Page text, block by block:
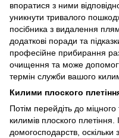
впоратися з ними
уникнути тривалого
посібника з видалення
додаткові поради та
професійне прибирання
очищення та може
термін служби вашого
Килими плоского
Потім перейдіть до
килимів плоского
домогосподарств,